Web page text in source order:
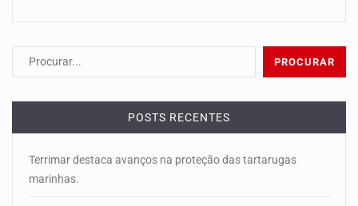
POSTS RECENTES
Terrimar destaca avanços na proteção das tartarugas
marinhas.